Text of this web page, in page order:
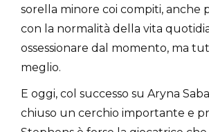
sorella minore coi compiti, anche
con la normalità della vita
ossessionare dal momento, ma
meglio.
E oggi, col successo su Aryna
chiuso un cerchio importante e